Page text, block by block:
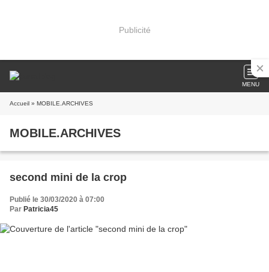
Publicité
MENU
Accueil » MOBILE.ARCHIVES
MOBILE.ARCHIVES
second mini de la crop
Publié le 30/03/2020 à 07:00
Par Patricia45